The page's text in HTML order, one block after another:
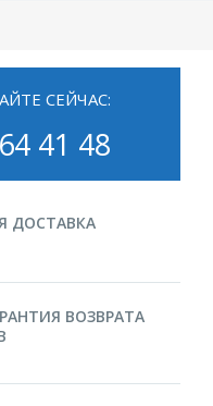
СЕЙЧАС:
41 48
ДОСТАВКА
ВОЗВРАТА